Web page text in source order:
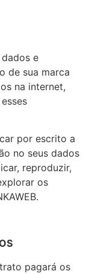
dados e
de sua marca
na internet,
por escrito a
no seus dados
reproduzir,
os
pagará os